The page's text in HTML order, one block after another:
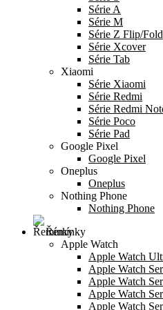
Série A
Série M
Série Z Flip/Fold
Série Xcover
Série Tab
Xiaomi
Série Xiaomi
Série Redmi
Série Redmi
Série Poco
Série Pad
Google Pixel
Google Pixel
Oneplus
Oneplus
Nothing Phone
Nothing Phone
Řemínky
Apple Watch
Apple Watch
Apple Watch
Apple Watch
Apple Watch
Apple Watch